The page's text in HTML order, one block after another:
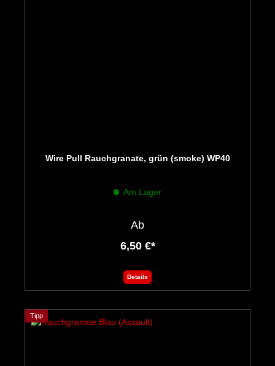
Wire Pull Rauchgranate, grün (smoke) WP40
Am Lager
Ab
6,50 €*
Details
Tipp